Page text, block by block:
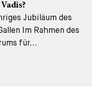
Jubiläum des
Im Rahmen des
für...